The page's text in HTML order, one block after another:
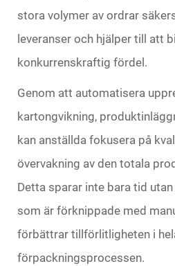
stora volymer av ordrar
leveranser och hjälper till att
konkurrenskraftig fördel.
Genom att automatisera
kartongvikning,
kan anställda fokusera på
övervakning av den totala
Detta sparar inte bara tid
som är förknippade med
förbättrar tillförlitligheten i
förpackningsprocessen.